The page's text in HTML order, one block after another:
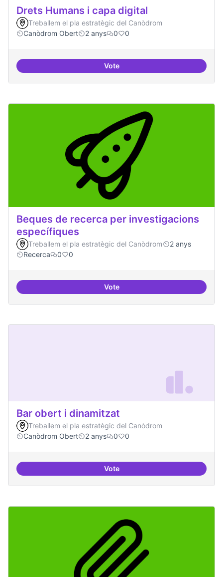
Drets Humans i capa digital
Treballem el pla estratègic del Canòdrom
Canòdrom Obert
2 anys 0 0
VoteDrets Humans i capa digital
Beques de recerca per investigacions
específiques
Treballem el pla estratègic del Canòdrom
2 anys
Recerca
0 0
VoteBeques de recerca per
Bar obert i dinamitzat
Treballem el pla estratègic del Canòdrom
Canòdrom Obert
2 anys 0 0
VoteBar obert i dinamitzat